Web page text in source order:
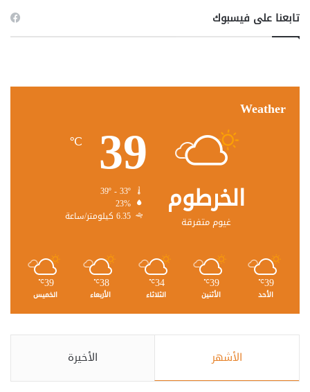
تابعنا على فيسبوك
Weather
الخرطوم
غيوم متفرقة
39
℃
23%
6.35 كيلومتر/ساعة
39
℃
الأحد
39
℃
الأثنين
34
℃
الثلاثاء
38
℃
الأربعاء
39
℃
الخميس
الأشهر الأخيرة